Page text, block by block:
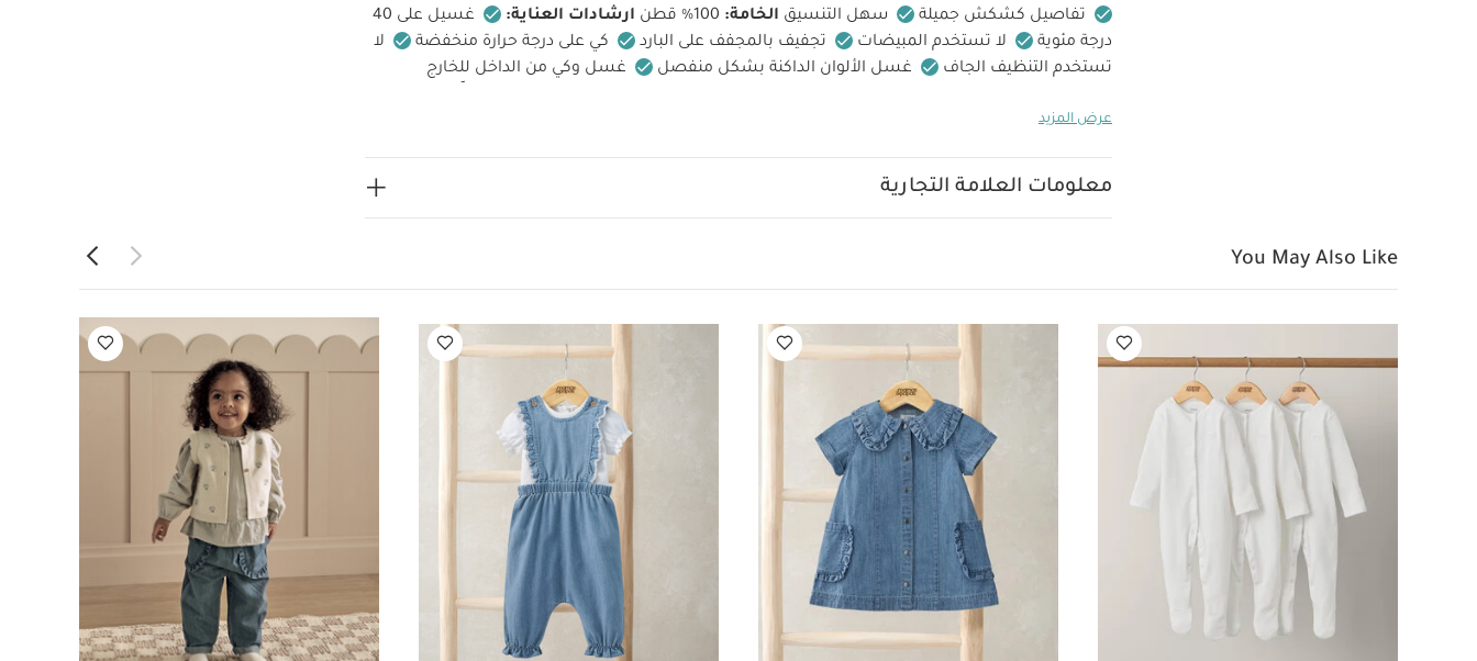
تفاصيل كشكش جميلة
سهل التنسيق الخامة: 100% قطن ارشادات العناية:
غسيل على 40
درجة مئوية
لا تستخدم المبيضات تجفيف بالمجفف على البارد كي على درجة حرارة منخفضة
لا
تستخدم التنظيف الجاف
غسل الألوان الداكنة بشكل منفصل
غسل وكي من الداخل للخارج
قطعة واحدة عضوية بلون أبيض - 3 قطع
عرض المزيد
معلومات العلامة التجارية
You May Also Like